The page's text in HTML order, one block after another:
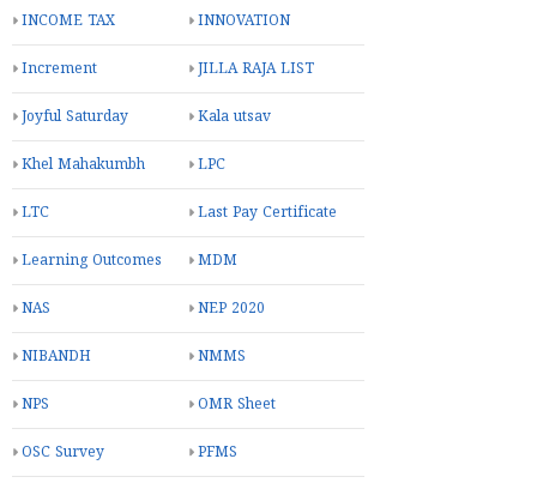
INCOME TAX INNOVATION
Increment JILLA RAJA LIST
Joyful Saturday Kala utsav
Khel Mahakumbh LPC
LTC Last Pay Certificate
Learning Outcomes MDM
NAS NEP 2020
NIBANDH NMMS
NPS OMR Sheet
OSC Survey PFMS